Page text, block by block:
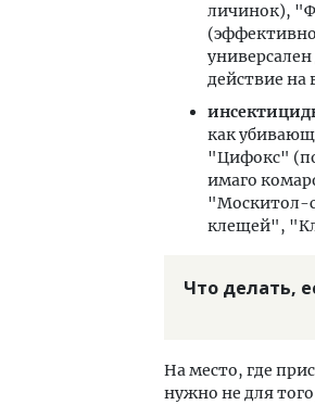
личинок),
действие на
как
"Цифокс"
имаго
"Москитол-
клещей",
Что делать,
На место, где
нужно не для